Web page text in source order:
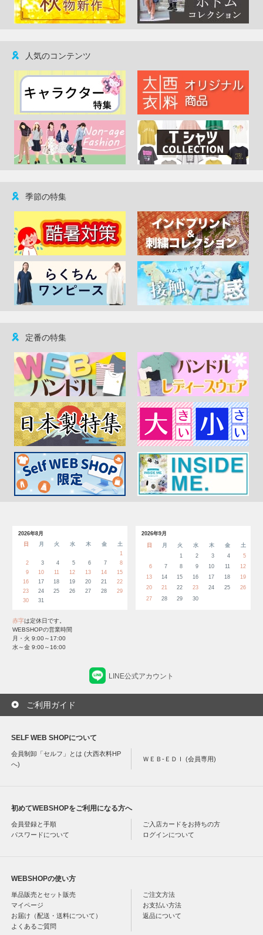
人気のコンテンツ
季節の特集
定番の特集
2026年8月
日
月 火 水 木 金
土
1
2
3 4 5 6 7
8
9
10 11 12 13 14
15
16
17 18 19 20 21
22
23
24 25 26 27 28
29
30
31
2026年9月
日
月 火 水 木 金
土
1
2 3 4
5
6
7 8 9 10 11
12
13
14 15 16 17 18
19
20
21 22 23 24 25
26
27
28 29 30
赤字は定休日です。
WEBSHOPの営業時間
月・火 9:00～17:00
水～金 9:00～16:00
LINE公式アカウント
ご利用ガイド
SELF WEB SHOPについて
会員制卸「セルフ」とは (大西衣料HP
へ)
ＷＥＢ-ＥＤＩ (会員専用)
初めてWEBSHOPをご利用になる方へ
会員登録と手順
ご入店カードをお持ちの方
パスワードについて
ログインについて
WEBSHOPの使い方
単品販売とセット販売
ご注文方法
マイページ
お支払い方法
お届け（配送・送料について）
返品について
よくあるご質問